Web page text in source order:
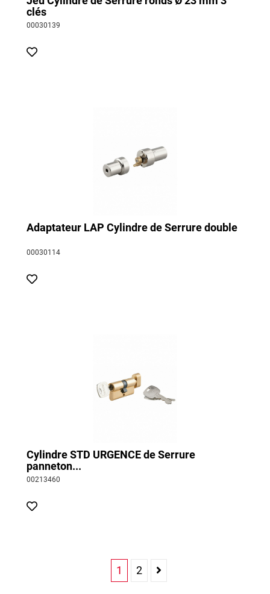
clés
00030139
Adaptateur LAP Cylindre de Serrure double
00030114
Cylindre STD URGENCE de Serrure
panneton...
00213460
1 2